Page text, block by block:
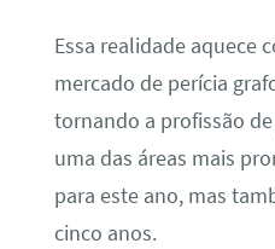
Essa realidade aquece
mercado de perícia
tornando a profissão
uma das áreas mais
para este ano, mas
cinco anos.